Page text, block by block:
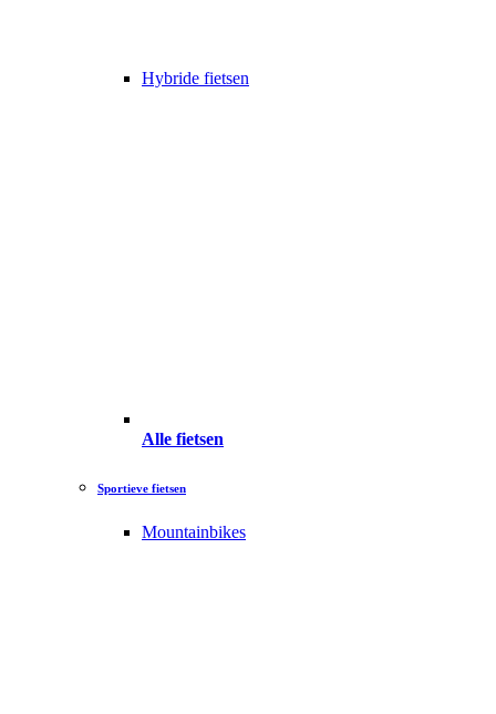
Hybride fietsen
Alle fietsen
Sportieve fietsen
Mountainbikes